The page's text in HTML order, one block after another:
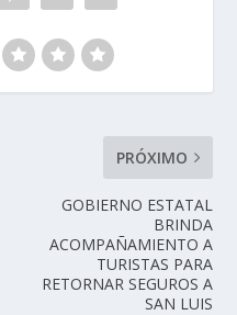
PRÓXIMO
GOBIERNO ESTATAL
BRINDA
ACOMPAÑAMIENTO A
TURISTAS PARA
RETORNAR SEGUROS A
SAN LUIS